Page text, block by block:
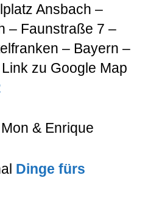
Ansbach –
– Faunstraße 7 –
– Bayern –
zu Google Map
& Enrique
Dinge fürs